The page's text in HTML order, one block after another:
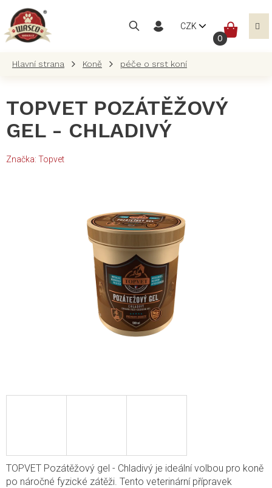
obsah
CZK
Koně péče o srst koní
TOPVET POZÁTĚŽOVÝ
GEL - CHLADIVÝ
Značka: Topvet
TOPVET Pozátěžový gel - Chladivý je ideální volbou pro koně
po náročné fyzické zátěži. Tento veterinární přípravek